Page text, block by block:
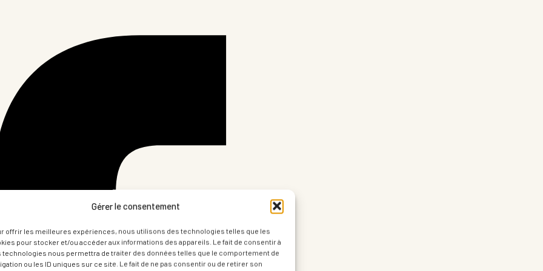
Gérer le consentement
offrir les meilleures expériences, nous utilisons des technologies telles que les
pour stocker et/ou accéder aux informations des appareils. Le fait de consentir à
technologies nous permettra de traiter des données telles que le comportement de
ou les ID uniques sur ce site. Le fait de ne pas consentir ou de retirer son